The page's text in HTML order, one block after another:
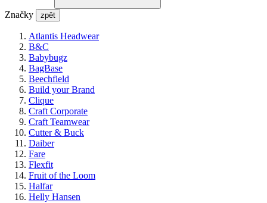
Značky zpět
Atlantis Headwear
B&C
Babybugz
BagBase
Beechfield
Build your Brand
Clique
Craft Corporate
Craft Teamwear
Cutter & Buck
Daiber
Fare
Flexfit
Fruit of the Loom
Halfar
Helly Hansen